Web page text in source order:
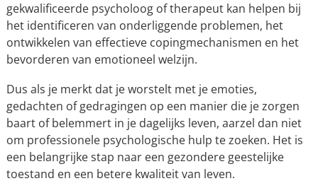
gekwalificeerde psycholoog of therapeut kan helpen bij
het identificeren van onderliggende problemen, het
ontwikkelen van effectieve copingmechanismen en het
bevorderen van emotioneel welzijn.
Dus als je merkt dat je worstelt met je emoties,
gedachten of gedragingen op een manier die je zorgen
baart of belemmert in je dagelijks leven, aarzel dan niet
om professionele psychologische hulp te zoeken. Het is
een belangrijke stap naar een gezondere geestelijke
toestand en een betere kwaliteit van leven.